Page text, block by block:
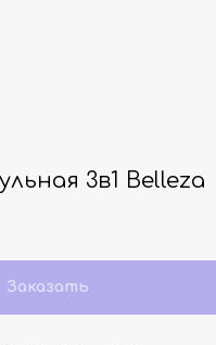
3в1 Belleza
Заказать